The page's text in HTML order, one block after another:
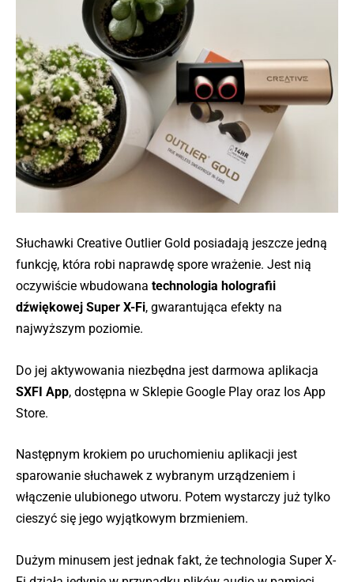
Słuchawki Creative Outlier Gold posiadają jeszcze jedną
funkcję, która robi naprawdę spore wrażenie. Jest nią
oczywiście wbudowana technologia holografii
dźwiękowej Super X-Fi, gwarantująca efekty na
najwyższym poziomie.
Do jej aktywowania niezbędna jest darmowa aplikacja
SXFI App, dostępna w Sklepie Google Play oraz Ios App
Store.
Następnym krokiem po uruchomieniu aplikacji jest
sparowanie słuchawek z wybranym urządzeniem i
włączenie ulubionego utworu. Potem wystarczy już tylko
cieszyć się jego wyjątkowym brzmieniem.
Dużym minusem jest jednak fakt, że technologia Super X-